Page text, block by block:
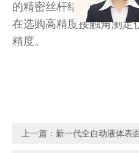
的精密丝杆结构。这不仅
在选购高精度接触角测定
精度。
上一篇： 新一代全自动液体表